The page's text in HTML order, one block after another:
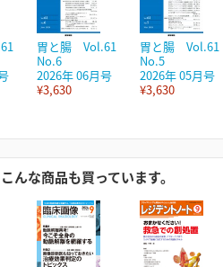
胃と腸 Vol.61
No.6
2026年 06月号
¥3,630
胃と腸 Vol.61
No.5
2026年 05月号
¥3,630
んな商品も買っています。